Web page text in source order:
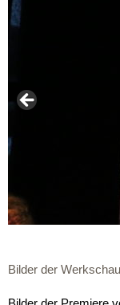
Bilder der